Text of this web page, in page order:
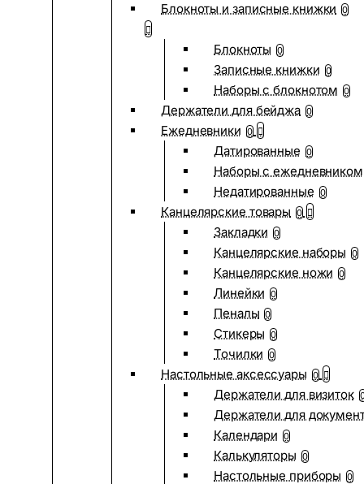
Блокноты и записные книжки 0
Блокноты 0
Записные книжки 0
Наборы с блокнотом 0
Держатели для бейджа 0
Ежедневники 0
Датированные 0
Наборы с ежедневником
Недатированные 0
Канцелярские товары 0
Закладки 0
Канцелярские наборы 0
Канцелярские ножи 0
Линейки 0
Пеналы 0
Стикеры 0
Точилки 0
Настольные аксессуары 0
Держатели для визиток
Держатели для
Календари 0
Калькуляторы 0
Настольные приборы 0